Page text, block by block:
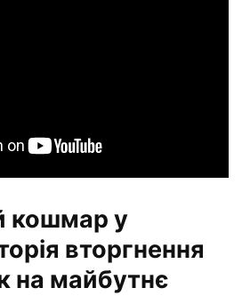
кошмар у
вторгнення
на майбутнє